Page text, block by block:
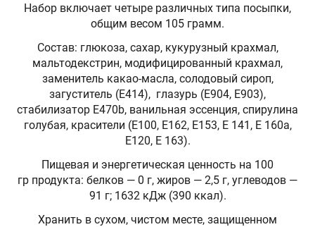
Набор включает четыре различных типа посыпки,
общим весом 105 грамм.
Состав: глюкоза, сахар, кукурузный крахмал,
мальтодекстрин, модифицированный крахмал,
заменитель какао-масла, солодовый сироп,
загуститель (Е414), глазурь (Е904, Е903),
стабилизатор Е470b, ванильная эссенция, спирулина
голубая, красители (Е100, Е162, Е153, Е 141, Е 160а,
Е120, Е 163).
Пищевая и энергетическая ценность на 100
гр продукта: белков — 0 г, жиров — 2,5 г, углеводов —
91 г; 1632 кДж (390 ккал).
Хранить в сухом, чистом месте, защищенном